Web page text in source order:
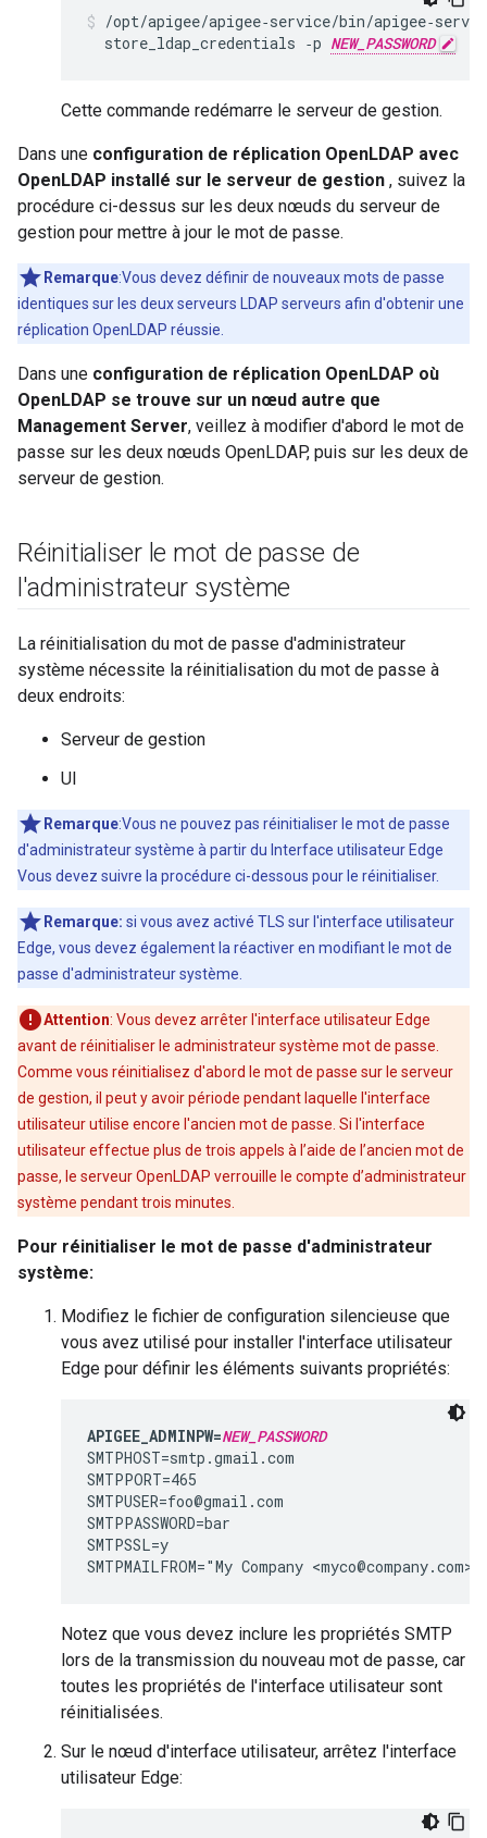
/opt/apigee/apigee‑service/bin/
  store_ldap_credentials ‑p
NEW_PASSWORD
Cette commande redémarre le serveur de gestion.
Dans une configuration de réplication OpenLDAP avec
OpenLDAP installé sur le serveur de gestion , suivez la
procédure ci-dessus sur les deux nœuds du serveur de
gestion pour mettre à jour le mot de passe.
Remarque:Vous devez définir de nouveaux mots de passe
identiques sur les deux serveurs LDAP serveurs afin d'obtenir une
réplication OpenLDAP réussie.
Dans une configuration de réplication OpenLDAP où
OpenLDAP se trouve sur un nœud autre que
Management Server, veillez à modifier d'abord le mot de
passe sur les deux nœuds OpenLDAP, puis sur les deux de
serveur de gestion.
Réinitialiser le mot de passe de
l'administrateur système
La réinitialisation du mot de passe d'administrateur
système nécessite la réinitialisation du mot de passe à
deux endroits:
Serveur de gestion
UI
Remarque:Vous ne pouvez pas réinitialiser le mot de passe
d'administrateur système à partir du Interface utilisateur Edge
Vous devez suivre la procédure ci-dessous pour le réinitialiser.
Remarque: si vous avez activé TLS sur l'interface utilisateur
Edge, vous devez également la réactiver en modifiant le mot de
passe d'administrateur système.
Attention: Vous devez arrêter l'interface utilisateur Edge
avant de réinitialiser le administrateur système mot de passe.
Comme vous réinitialisez d'abord le mot de passe sur le serveur
de gestion, il peut y avoir période pendant laquelle l'interface
utilisateur utilise encore l'ancien mot de passe. Si l'interface
utilisateur effectue plus de trois appels à l’aide de l’ancien mot de
passe, le serveur OpenLDAP verrouille le compte d’administrateur
système pendant trois minutes.
Pour réinitialiser le mot de passe d'administrateur
système:
Modifiez le fichier de configuration silencieuse que
vous avez utilisé pour installer l'interface utilisateur
Edge pour définir les éléments suivants propriétés:
APIGEE_ADMINPW=NEW_PASSWORD
SMTPHOST=smtp.gmail.com
SMTPPORT=465
SMTPUSER=foo@gmail.com
SMTPPASSWORD=bar
SMTPSSL=y
SMTPMAILFROM="My Company <myco@company.com>"
Notez que vous devez inclure les propriétés SMTP
lors de la transmission du nouveau mot de passe, car
toutes les propriétés de l'interface utilisateur sont
réinitialisées.
Sur le nœud d'interface utilisateur, arrêtez l'interface
utilisateur Edge: